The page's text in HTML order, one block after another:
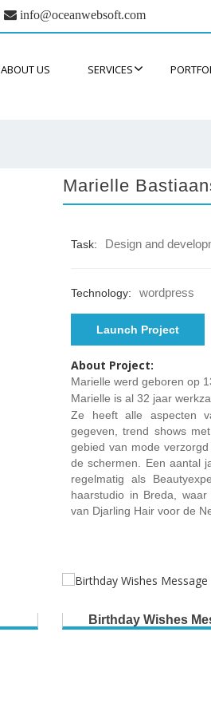
info@oceanwebsoft.com
ABOUT US SERVICES
Marielle
Task: Design and
Technology: wordpress
Launch Project
About Project:
Marielle werd geboren op
Marielle is al 32 jaar
Ze heeft alle aspecten
gegeven, trend shows
gebied van mode
de schermen. Een aantal
regelmatig als
haarstudio in Breda,
van Djarling Hair voor de
Birthday Wishes